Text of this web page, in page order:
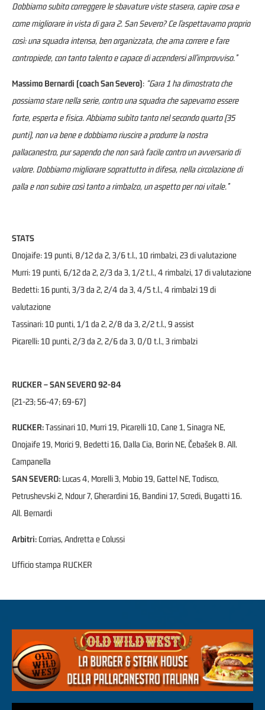
Dobbiamo subito correggere le sbavature viste stasera, capire cosa e
come migliorare in vista di gara 2. San Severo? Ce l’aspettavamo proprio
così: una squadra intensa, ben organizzata, che ama correre e fare
contropiede, con tanto talento e capace di accendersi all’improvviso.”
Massimo Bernardi (coach San Severo): “Gara 1 ha dimostrato che
possiamo stare nella serie, contro una squadra che sapevamo essere
forte, esperta e fisica. Abbiamo subìto tanto nel secondo quarto (35
punti), non va bene e dobbiamo riuscire a produrre la nostra
pallacanestro, pur sapendo che non sarà facile contro un avversario di
valore. Dobbiamo migliorare soprattutto in difesa, nella circolazione di
palla e non subire così tanto a rimbalzo, un aspetto per noi vitale.”
STATS
Onojaife: 19 punti, 8/12 da 2, 3/6 t.l., 10 rimbalzi, 23 di valutazione
Murri: 19 punti, 6/12 da 2, 2/3 da 3, 1/2 t.l., 4 rimbalzi, 17 di valutazione
Bedetti: 16 punti, 3/3 da 2, 2/4 da 3, 4/5 t.l., 4 rimbalzi 19 di
valutazione
Tassinari: 10 punti, 1/1 da 2, 2/8 da 3, 2/2 t.l., 9 assist
Picarelli: 10 punti, 2/3 da 2, 2/6 da 3, 0/0 t.l., 3 rimbalzi
RUCKER – SAN SEVERO 92-84
(21-23; 56-47; 69-67)
RUCKER:Tassinari 10, Murri 19, Picarelli 10, Cane 1, Sinagra NE,
Onojaife 19, Morici 9, Bedetti 16, Dalla Cia, Borin NE, Čebašek 8. All.
Campanella
SAN SEVERO: Lucas 4, Morelli 3, Mobio 19, Gattel NE, Todisco,
Petrushevski 2, Ndour 7, Gherardini 16, Bandini 17, Scredi, Bugatti 16.
All. Bernardi
Arbitri: Corrias, Andretta e Colussi
Ufficio stampa RUCKER